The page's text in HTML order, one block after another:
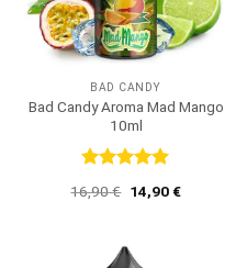
BAD CANDY
Bad Candy Aroma Mad Mango
10ml
mit 5 von
16,90€ Ursprünglicher
Preis
14,90€Aktueller